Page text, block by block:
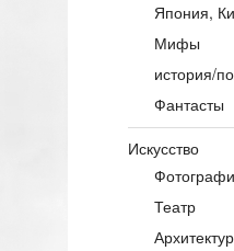
Япония,
Мифы
история/
Фантасты
Искусство
Театр